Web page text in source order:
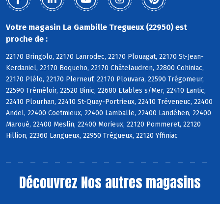
Votre magasin La Gambille Tregueux (22950) est
proche de :
22170 Bringolo, 22170 Lanrodec, 22170 Plouagat, 22170 St-Jean-
Kerdaniel, 22170 Boqueho, 22170 Châtelaudren, 22800 Cohiniac,
22170 Plélo, 22170 Plerneuf, 22170 Plouvara, 22590 Trégomeur,
22590 Tréméloir, 22520 Binic, 22680 Etables s/Mer, 22410 Lantic,
22410 Plourhan, 22410 St-Quay-Portrieux, 22410 Tréveneuc, 22400
Andel, 22400 Coëtmieux, 22400 Lamballe, 22400 Landéhen, 22400
Maroué, 22400 Meslin, 22400 Morieux, 22120 Pommeret, 22120
Hillion, 22360 Langueux, 22950 Trégueux, 22120 Yffiniac
Découvrez Nos autres magasins